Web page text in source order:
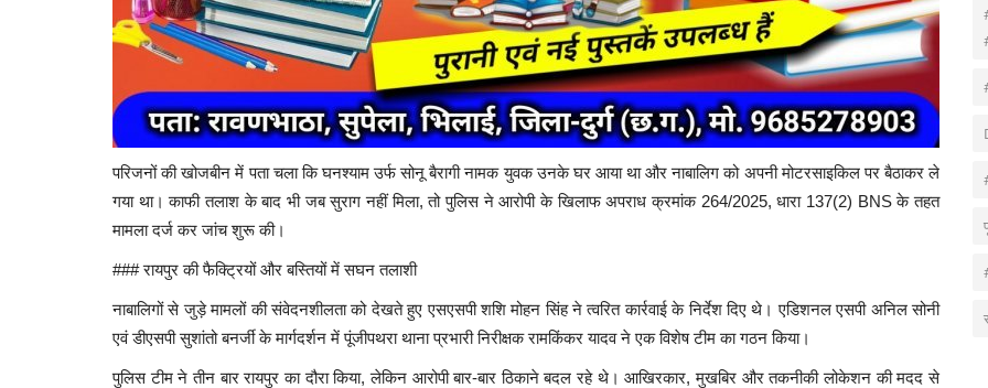
परिजनों की खोजबीन में पता चला कि घनश्याम उर्फ सोनू बैरागी नामक युवक उनके घर आया था और नाबालिग को अपनी मोटरसाइकिल पर बैठाकर ले
गया था। काफी तलाश के बाद भी जब सुराग नहीं मिला, तो पुलिस ने आरोपी के खिलाफ अपराध क्रमांक 264/2025, धारा 137(2) BNS के तहत
मामला दर्ज कर जांच शुरू की।
### रायपुर की फैक्ट्रियों और बस्तियों में सघन तलाशी
नाबालिगों से जुड़े मामलों की संवेदनशीलता को देखते हुए एसएसपी शशि मोहन सिंह ने त्वरित कार्रवाई के निर्देश दिए थे। एडिशनल एसपी अनिल सोनी
एवं डीएसपी सुशांतो बनर्जी के मार्गदर्शन में पूंजीपथरा थाना प्रभारी निरीक्षक रामकिंकर यादव ने एक विशेष टीम का गठन किया।
पुलिस टीम ने तीन बार रायपुर का दौरा किया, लेकिन आरोपी बार-बार ठिकाने बदल रहे थे। आखिरकार, मुखबिर और तकनीकी लोकेशन की मदद से